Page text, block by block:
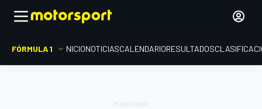
FÓRMULA 1 INICIONOTICIASCALENDARIORESULTADOS